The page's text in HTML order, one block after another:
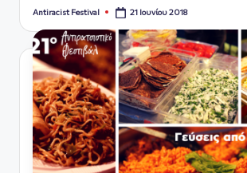
Συγγραφέας:
Antiracist Festival 21 Ιουνίου 2018